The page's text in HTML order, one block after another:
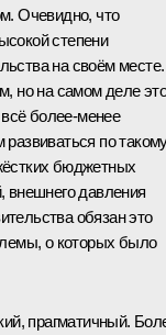
Очевидно, что
степени
на своём месте.
но на самом деле
всё более-менее
по
бюджетных
внешнего давления
обязан это
о которых было
прагматичный.